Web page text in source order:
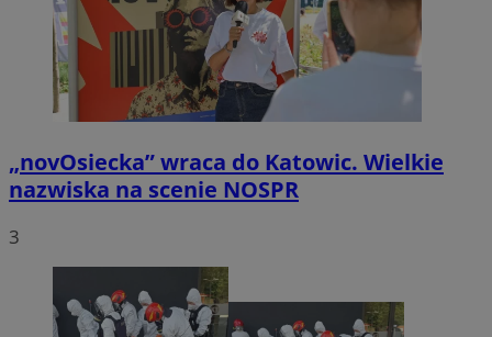
„novOsiecka” wraca do Katowic. Wielkie
nazwiska na scenie NOSPR
3